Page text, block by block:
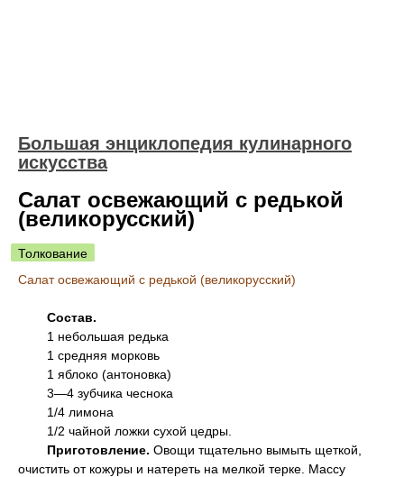
Большая энциклопедия кулинарного
искусства
Салат освежающий с редькой
(великорусский)
Толкование
Салат освежающий с редькой (великорусский)
Состав.
1 небольшая редька
1 средняя морковь
1 яблоко (антоновка)
3—4 зубчика чеснока
1/4 лимона
1/2 чайной ложки сухой цедры.
Приготовление. Овощи тщательно вымыть щеткой,
очистить от кожуры и натереть на мелкой терке. Массу